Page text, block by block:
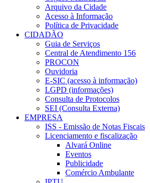
Arquivo da Cidade
Acesso à Informação
Política de Privacidade
CIDADÃO
Guia de Serviços
Central de Atendimento 156
PROCON
Ouvidoria
E-SIC (acesso à informação)
LGPD (informações)
Consulta de Protocolos
SEI (Consulta Externa)
EMPRESA
ISS - Emissão de Notas Fiscais
Licenciamento e fiscalização
Alvará Online
Eventos
Publicidade
Comércio Ambulante